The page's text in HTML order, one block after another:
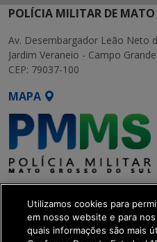
POLÍCIA MILITAR DE MATO
Av. Desembargador Leão Neto
Jardim Veraneio - Campo
CEP: 79037-100
MAPA
de Transformação Digital
Utilizamos cookies para
em nosso website e para
quais informações são mais